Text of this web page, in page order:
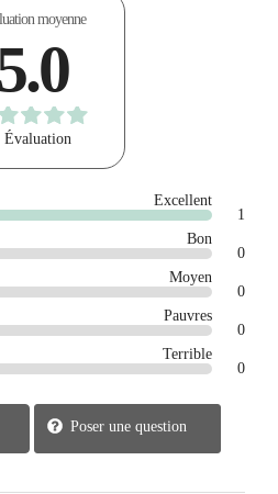
moyenne
Évaluation
Excellent
1
Bon
0
Moyen
0
Pauvres
0
Terrible
0
Poser une question